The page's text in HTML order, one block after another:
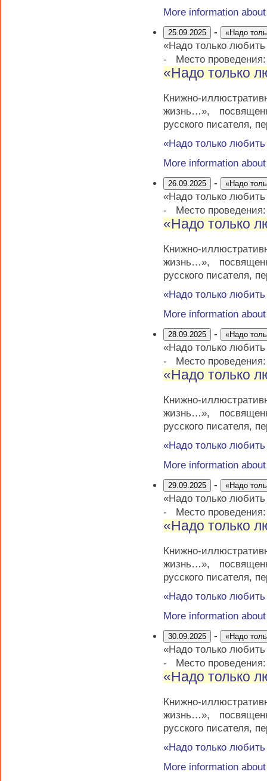
More information
25.09.2025 - «Надо
«Надо только
-
Место
«Надо только
Книжно-
жизнь…»,
русского писателя,
«Надо только
More information
26.09.2025 - «Надо
«Надо только
-
Место
«Надо только
Книжно-
жизнь…»,
русского писателя,
«Надо только
More information
28.09.2025 - «Надо
«Надо только
-
Место
«Надо только
Книжно-
жизнь…»,
русского писателя,
«Надо только
More information
29.09.2025 - «Надо
«Надо только
-
Место
«Надо только
Книжно-
жизнь…»,
русского писателя,
«Надо только
More information
30.09.2025 - «Надо
«Надо только
-
Место
«Надо только
Книжно-
жизнь…»,
русского писателя,
«Надо только
More information